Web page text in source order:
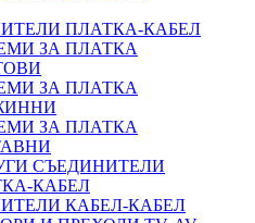
ПЛАТКА-КАБЕЛ
ЗА ПЛАТКА
ЗА ПЛАТКА
ЗА ПЛАТКА
СЪЕДИНИТЕЛИ
КАБЕЛ
КАБЕЛ-КАБЕЛ